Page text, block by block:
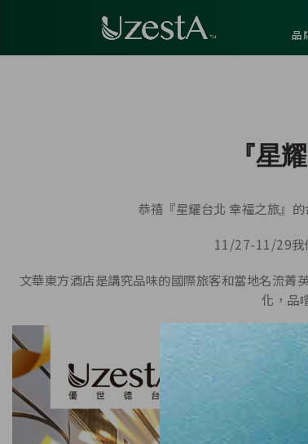
品
『星
恭禧『星耀台北 幸福之旅』
11/27-11/29我
文華東方酒店是講究品味的國際旅客和當地名流菁
化，品